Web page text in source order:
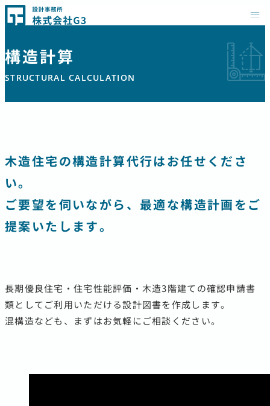
内
容
を
ス
キ
株式会社G3
構造計算
STRUCTURAL CALCULATION
木造住宅の構造計算代行はお任せくださ
い。
ご要望を伺いながら、最適な構造計画をご
提案いたします。
長期優良住宅・住宅性能評価・木造3階建ての確認申請書
類としてご利用いただける設計図書を作成します。
混構造なども、まずはお気軽にご相談ください。